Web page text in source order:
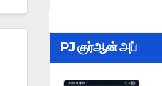
PJ குர்ஆன் அப்